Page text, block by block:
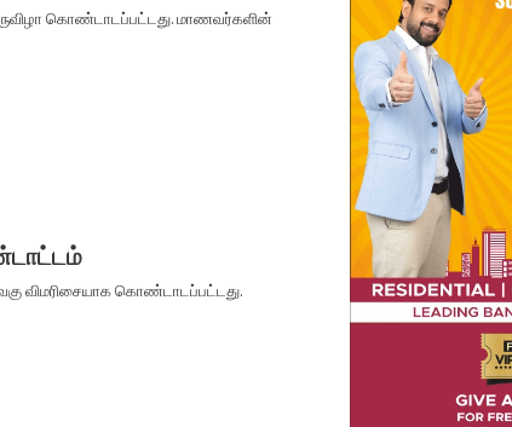
கொண்டாடப்பட்டது. மாணவர்களின்
விமரிசையாக கொண்டாடப்பட்டது.